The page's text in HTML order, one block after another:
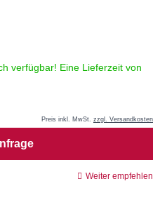
verfügbar! Eine Lieferzeit von
Preis inkl. MwSt. zzgl. Versandkosten
Weiter empfehlen